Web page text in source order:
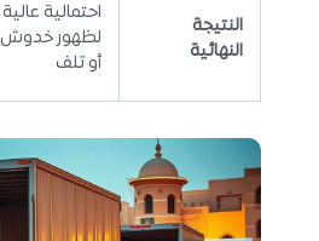
النتيجة
النهائية
احتمالية عالية
لظهور خدوش
أو تلف